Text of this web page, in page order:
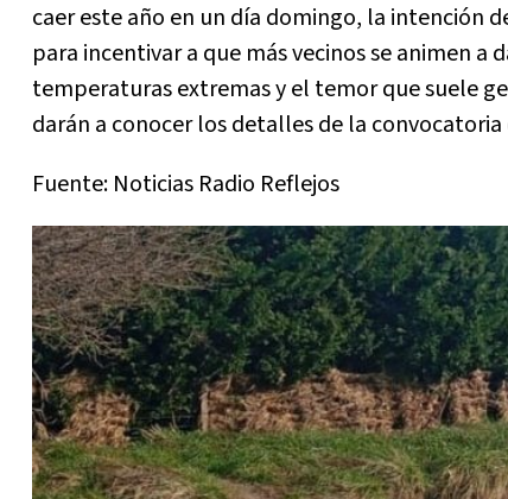
caer este año en un día domingo, la intención
para incentivar a que más vecinos se animen
temperaturas extremas y el temor que suele
darán a conocer los detalles de la
Fuente: Noticias Radio Reflejos